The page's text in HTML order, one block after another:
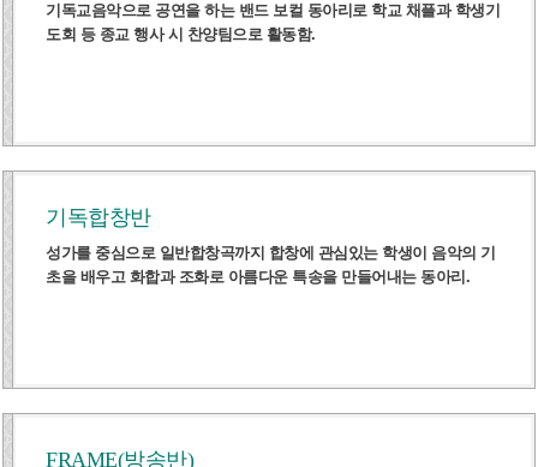
기독교음악으로 공연을 하는 밴드 보컬 동아리로 학교 채플과 학생기
도회 등 종교 행사 시 찬양팀으로 활동함.
기독합창반
성가를 중심으로 일반합창곡까지 합창에 관심있는 학생이 음악의 기
초을 배우고 화합과 조화로 아름다운 특송을 만들어내는 동아리.
FRAME(방송반)